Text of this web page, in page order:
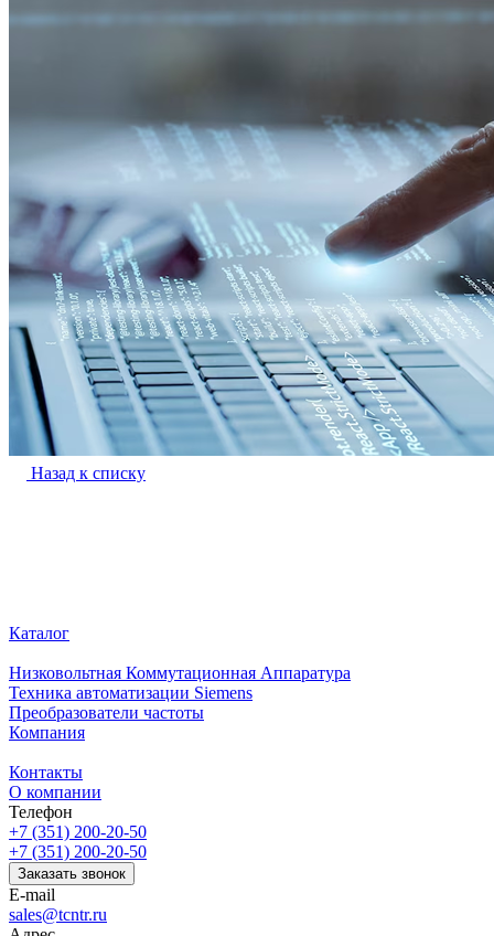
Назад к списку
Каталог
Низковольтная Коммутационная Аппаратура
Техника автоматизации Siemens
Преобразователи частоты
Компания
Контакты
О компании
Телефон
+7 (351) 200-20-50
+7 (351) 200-20-50
Заказать звонок
E-mail
sales@tcntr.ru